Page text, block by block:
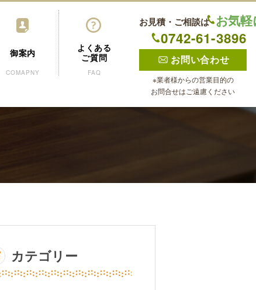
御案内
COMAPNY
よくある
ご質問
FAQ
お見積・ご相談は お気
0742-61-3896
お問い合わせ
※業者様からの営業目的の
お問合せはご遠慮ください
カテゴリー